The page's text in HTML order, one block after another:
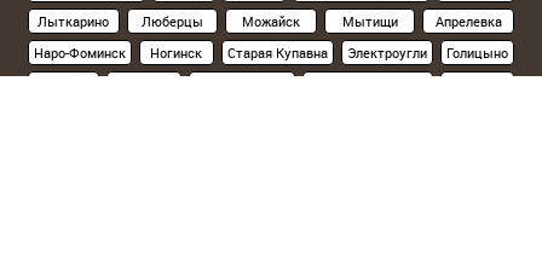
Лыткарино
Люберцы Можайск Мытищи
Апрелевка
Наро-Фоминск
Ногинск Старая Купавна Электроугли
Голицыно